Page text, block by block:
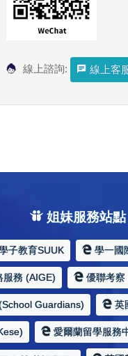
線上諮詢: 線上客
姐妹服務站點
子教育SUUK 學一國
務 (AIGE) 優聯考察
Guardians) 英
愛爾蘭留學服務